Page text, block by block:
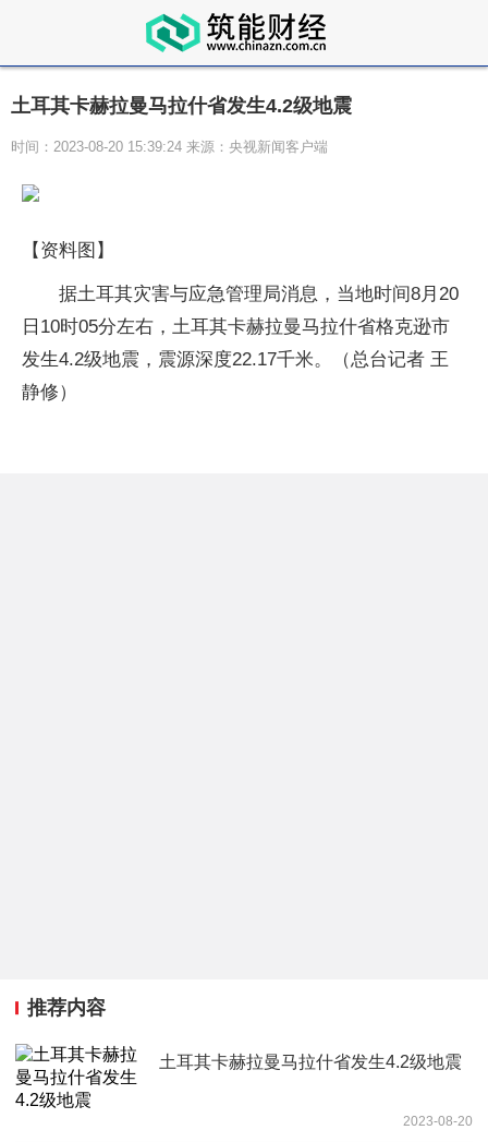
土耳其卡赫拉曼马拉什省发生4.2级地震
时间：2023-08-20 15:39:24 来源：央视新闻客户端
【资料图】
据土耳其灾害与应急管理局消息，当地时间8月20
日10时05分左右，土耳其卡赫拉曼马拉什省格克逊市
发生4.2级地震，震源深度22.17千米。（总台记者 王
静修）
推荐内容
土耳其卡赫拉曼马拉什省发生4.2级地震
2023-08-20